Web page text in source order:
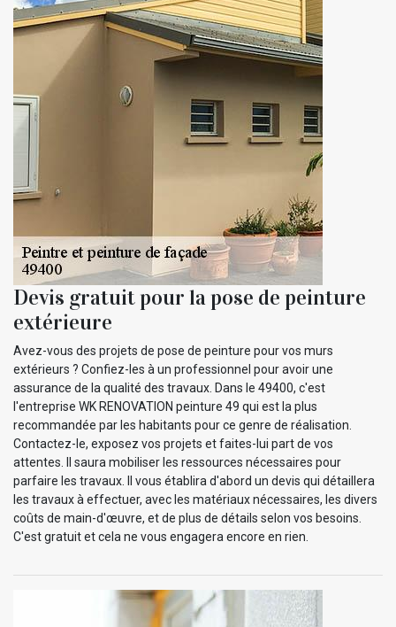
Devis gratuit pour la pose de peinture
extérieure
Avez-vous des projets de pose de peinture pour vos murs
extérieurs ? Confiez-les à un professionnel pour avoir une
assurance de la qualité des travaux. Dans le 49400, c'est
l'entreprise WK RENOVATION peinture 49 qui est la plus
recommandée par les habitants pour ce genre de réalisation.
Contactez-le, exposez vos projets et faites-lui part de vos
attentes. Il saura mobiliser les ressources nécessaires pour
parfaire les travaux. Il vous établira d'abord un devis qui détaillera
les travaux à effectuer, avec les matériaux nécessaires, les divers
coûts de main-d'œuvre, et de plus de détails selon vos besoins.
C'est gratuit et cela ne vous engagera encore en rien.